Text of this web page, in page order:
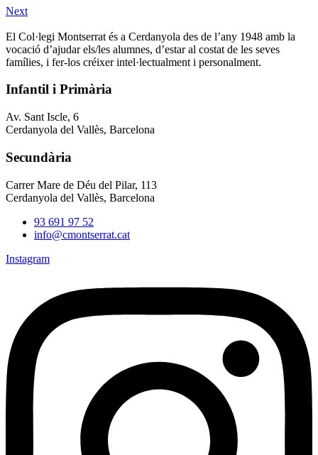
Next
El Col·legi Montserrat és a Cerdanyola des de l’any 1948 amb la
vocació d’ajudar els/les alumnes, d’estar al costat de les seves
famílies, i fer-los créixer intel·lectualment i personalment.
Infantil i Primària
Av. Sant Iscle, 6
Cerdanyola del Vallès, Barcelona
Secundària
Carrer Mare de Déu del Pilar, 113
Cerdanyola del Vallès, Barcelona
93 691 97 52
info@cmontserrat.cat
Instagram